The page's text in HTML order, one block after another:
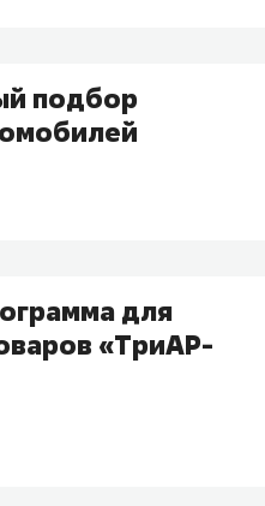
подбор
для
«ТриАР-